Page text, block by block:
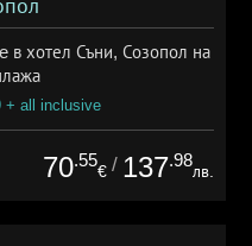
в хотел Съни, Созопол на
+ all inclusive
70.55
€ / 137.98
лв.